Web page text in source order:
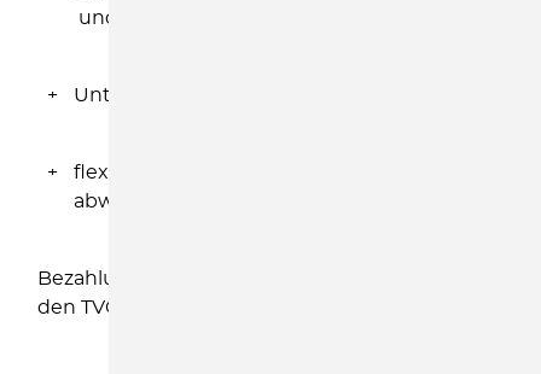
und Reflektion
Unterstützung bei der Einarbeitung
flexible Arbeitszeiten und ein
abwechslungsreiches Arbeitsgebiet
Bezahlung nach Vereinbarung angelehnt an
den TVÖD - SUE